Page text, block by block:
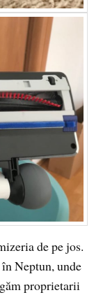
de pe jos.
Neptun, unde
proprietarii